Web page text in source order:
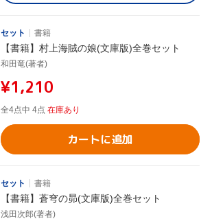
セット 書籍
【書籍】村上海賊の娘(文庫版)全巻セット
和田竜(著者)
¥1,210
全4点中 4点 在庫あり
カートに追加
セット 書籍
【書籍】蒼穹の昴(文庫版)全巻セット
浅田次郎(著者)